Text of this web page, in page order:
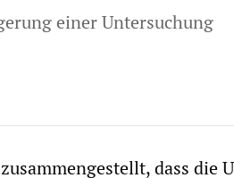
einer Untersuchung
dass die